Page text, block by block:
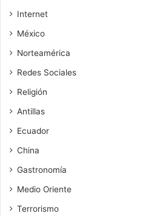
Internet
México
Norteamérica
Redes Sociales
Religión
Antillas
Ecuador
China
Gastronomía
Medio Oriente
Terrorismo